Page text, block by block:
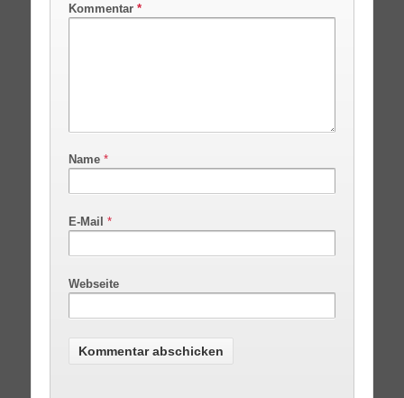
Kommentar *
Name *
E-Mail *
Webseite